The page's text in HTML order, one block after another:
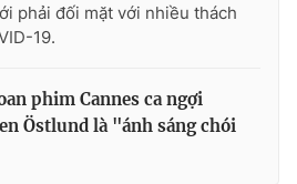
phải đối mặt với nhiều thách
19.
phim Cannes ca ngợi
Östlund là "ánh sáng chói